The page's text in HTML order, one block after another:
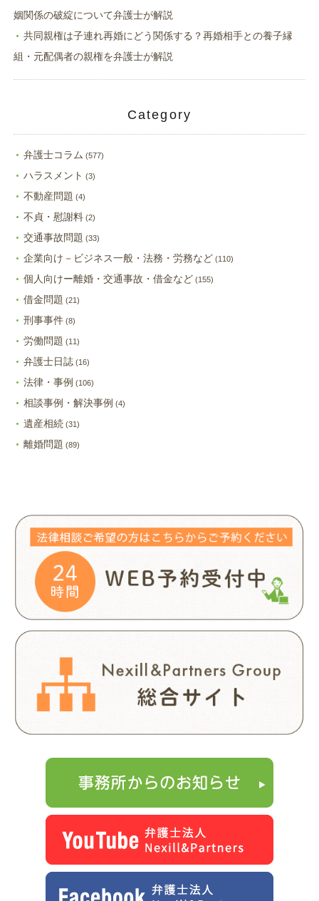
姻関係の破綻について弁護士が解説
共同親権は子連れ再婚にどう関係する？再婚相手との養子縁
組・元配偶者の親権を弁護士が解説
Category
弁護士コラム (577)
ハラスメント (3)
不動産問題 (4)
不貞・慰謝料(2)
交通事故問題 (33)
企業向け－ビジネス一般・法務・労務など(110)
個人向けー離婚・交通事故・借金など(155)
借金問題 (21)
刑事事件(8)
労働問題 (11)
弁護士日誌(16)
法律・事例 (106)
相談事例・解決事例 (4)
遺産相続(31)
離婚問題 (89)